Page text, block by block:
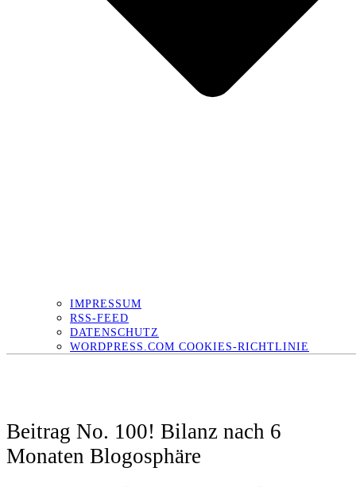
IMPRESSUM
RSS-FEED
DATENSCHUTZ
WORDPRESS.COM COOKIES-RICHTLINIE
Beitrag No. 100! Bilanz nach 6
Monaten Blogosphäre